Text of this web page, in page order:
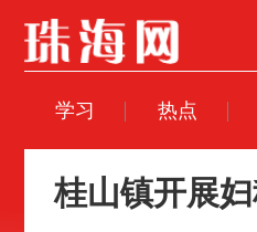
学习 热点
桂山镇开展